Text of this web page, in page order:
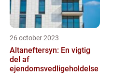
26 october 2023
Altaneftersyn: En vigtig
del af
ejendomsvedligeholdelse